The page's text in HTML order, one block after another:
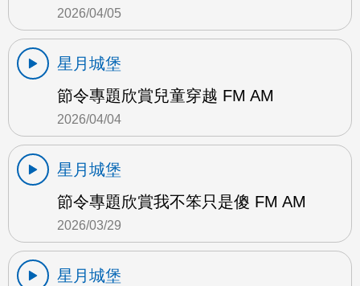
2026/04/05
星月城堡
節令專題欣賞兒童穿越 FM AM
2026/04/04
星月城堡
節令專題欣賞我不笨只是傻 FM AM
2026/03/29
星月城堡